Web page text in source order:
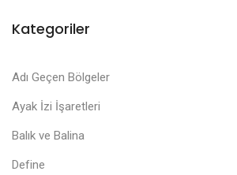
Kategoriler
Adı Geçen Bölgeler
Ayak İzi İşaretleri
Balık ve Balina
Define